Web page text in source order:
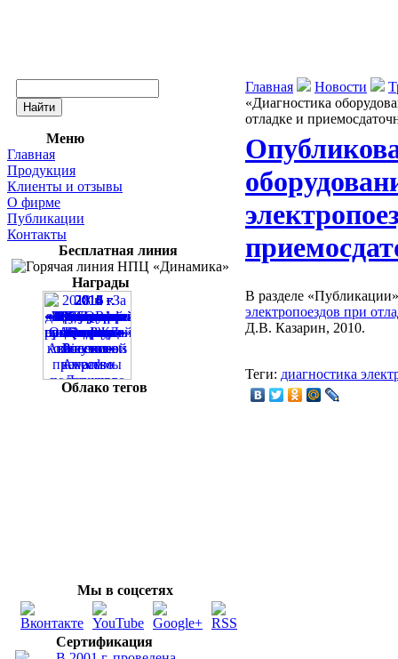
Меню
Главная
Продукция
Клиенты и отзывы
О фирме
Публикации
Контакты
Бесплатная линия
Награды
Облако тегов
Мы в соцсетях
Сертификация
Главная Новости
«Диагностика
отладке и
В разделе
электропоездов при
Д.В. Казарин, 2010.
Теги: диагностика